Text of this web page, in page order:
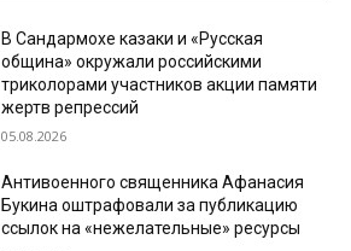
В Сандармохе казаки и «Русская
община» окружали российскими
триколорами участников акции памяти
жертв репрессий
05.08.2026
Антивоенного священника Афанасия
Букина оштрафовали за публикацию
ссылок на «нежелательные» ресурсы